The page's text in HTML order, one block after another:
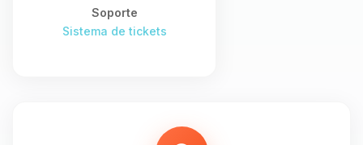
Soporte
Sistema de tickets